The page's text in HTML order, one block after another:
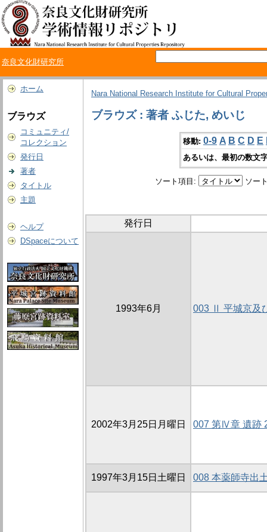
奈良文化財研究所
ホーム
ブラウズ
コミュニティ/
コレクション
発行日
著者
タイトル
主題
ヘルプ
DSpaceについて
Nara National Research Institute for Cultural
ブラウズ : 著者 ふじた, めいじ
移動: 0-9 A B C D E
あるいは、最初の数文
ソート項目: ソー
発行日
1993年6月 003 Ⅱ 平城京及
2002年3月25日月曜日 007 第Ⅳ章 遺跡
1997年3月15日土曜日 008 本薬師寺出